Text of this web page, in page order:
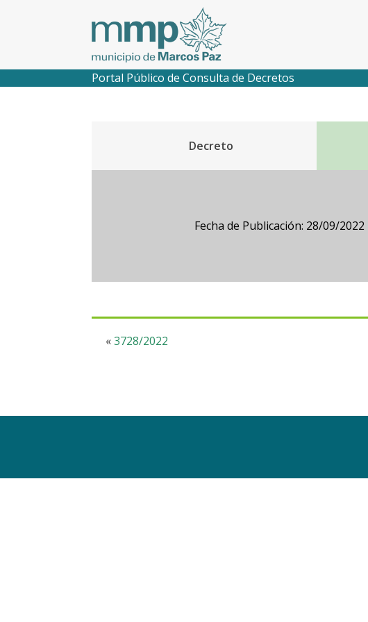
Portal Público de Consulta de Decretos
Decreto
Fecha de Publicación: 28/09/2022
«3728/2022